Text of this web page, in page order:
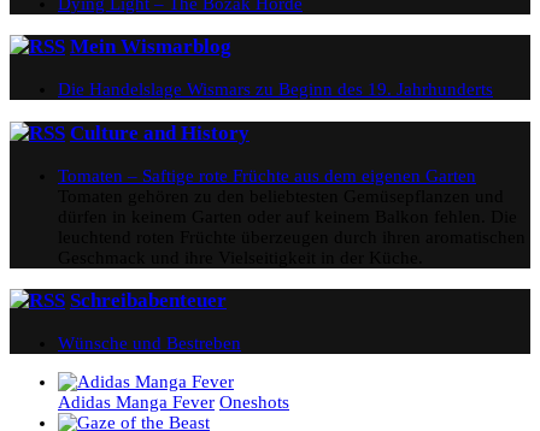
Mein Wismarblog
Die Handelslage Wismars zu Beginn des 19. Jahrhunderts
Culture and History
Tomaten – Saftige rote Früchte aus dem eigenen Garten
Schreibabenteuer
Wünsche und Bestreben
Adidas Manga Fever Oneshots